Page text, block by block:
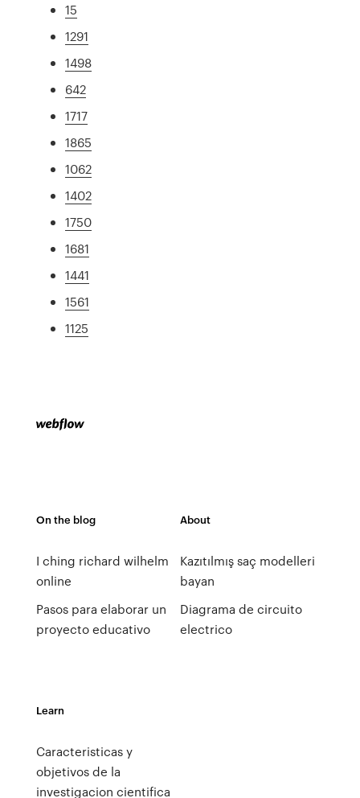
15
1291
1498
642
1717
1865
1062
1402
1750
1681
1441
1561
1125
On the blog
I ching richard wilhelm
online
Pasos para elaborar un
proyecto educativo
About
Kazıtılmış saç modelleri
bayan
Diagrama de circuito
electrico
Learn
Caracteristicas y
objetivos de la
investigacion cientifica